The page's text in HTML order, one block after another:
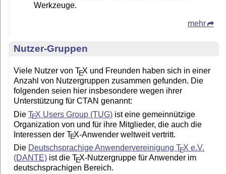
Werkzeuge.
mehr
Nutzer-Gruppen
Viele Nutzer von TEX und Freunden haben sich in einer
Anzahl von Nutzergruppen zusammen gefunden. Die
folgenden seien hier insbesondere wegen ihrer
Unterstützung für CTAN genannt:
Die TEX Users Group (TUG) ist eine gemeinnützige
Organization von und für ihre Mitglieder, die auch die
Interessen der TEX-Anwender weltweit vertritt.
Die Deutschsprachige Anwendervereinigung TEX e.V.
(DANTE)ist die TEX-Nutzergruppe für Anwender im
deutschsprachigen Bereich.